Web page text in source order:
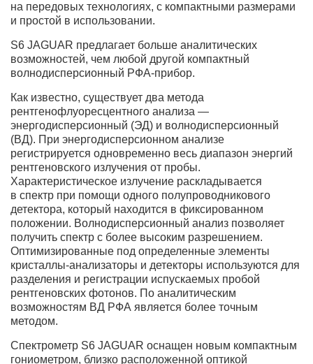
на передовых технологиях, с компактными размерами
и простой в использовании.
S6 JAGUAR предлагает больше аналитических
возможностей, чем любой другой компактный
волнодисперсионный РФА-прибор.
Как известно, существует два метода
рентгенофлуоресцентного анализа —
энергодисперсионный (ЭД) и волнодисперсионный
(ВД). При энергодисперсионном анализе
регистрируется одновременно весь диапазон энергий
рентгеновского излучения от пробы.
Характеристическое излучение раскладывается
в спектр при помощи одного полупроводникового
детектора, который находится в фиксированном
положении. Волнодисперсионный анализ позволяет
получить спектр с более высоким разрешением.
Оптимизированные под определенные элементы
кристаллы-анализаторы и детекторы используются для
разделения и регистрации испускаемых пробой
рентгеновских фотонов. По аналитическим
возможностям ВД РФА является более точным
методом.
Спектрометр S6 JAGUAR оснащен новым компактным
гониометром, близко расположенной оптикой